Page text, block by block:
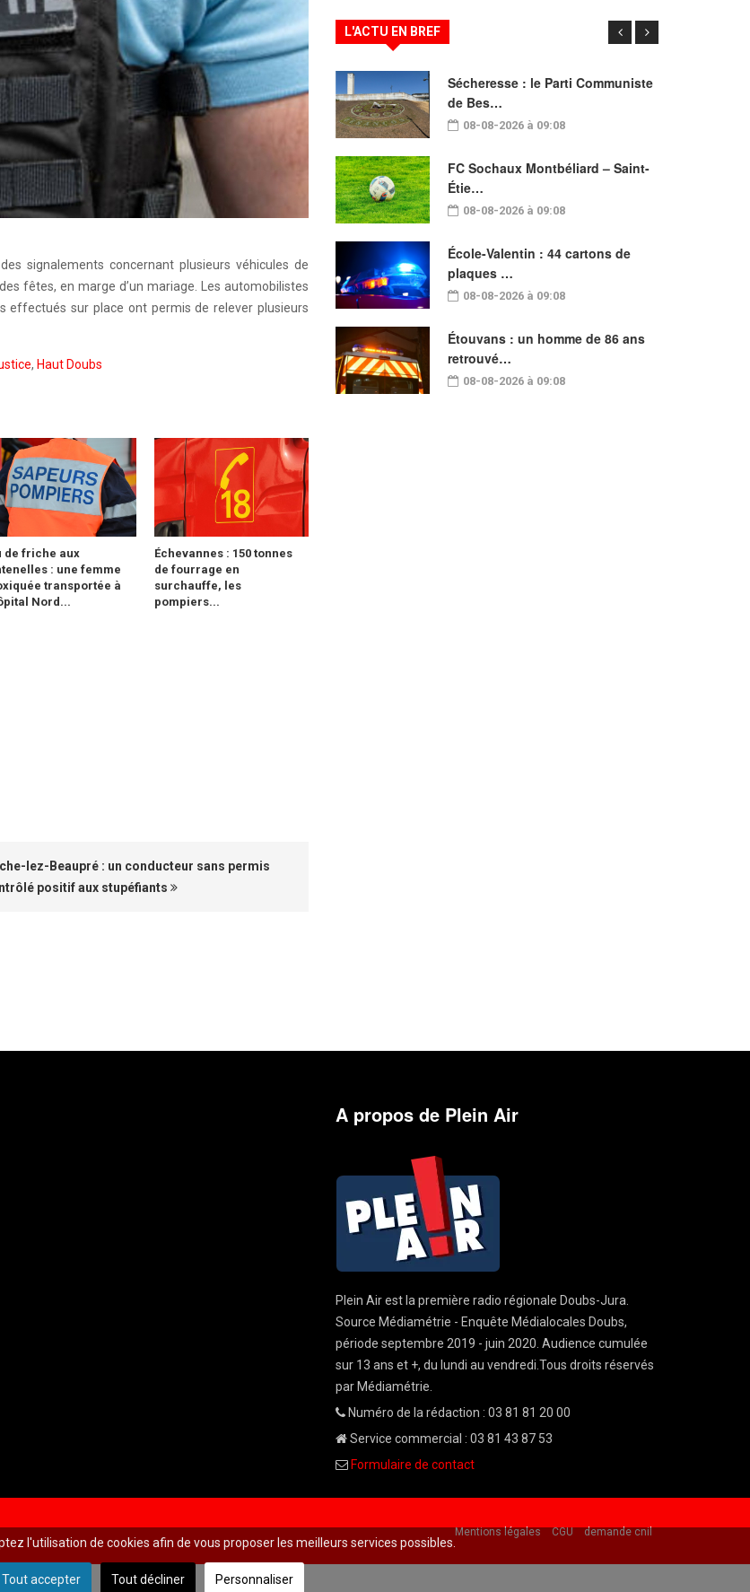
signalements concernant plusieurs véhicules de
fêtes, en marge d’un mariage. Les automobilistes
effectués sur place ont permis de relever plusieurs
, Haut Doubs
de friche aux
: une femme
transportée à
Nord...
Échevannes : 150 tonnes
de fourrage en
surchauffe, les
pompiers...
lez-Beaupré : un conducteur sans permis
positif aux stupéfiants
L'ACTU EN BREF
Sécheresse : le Parti Communiste
de Bes…
08-08-2026 à 09:08
FC Sochaux Montbéliard – Saint-
Étie…
08-08-2026 à 09:08
École-Valentin : 44 cartons de
plaques …
08-08-2026 à 09:08
Étouvans : un homme de 86 ans
retrouvé…
08-08-2026 à 09:08
A propos de Plein Air
Plein Air est la première radio régionale Doubs-Jura.
Source Médiamétrie - Enquête Médialocales Doubs,
période septembre 2019 - juin 2020. Audience cumulée
sur 13 ans et +, du lundi au vendredi.Tous droits réservés
par Médiamétrie.
Numéro de la rédaction : 03 81 81 20 00
Service commercial : 03 81 43 87 53
Formulaire de contact
Mentions légales CGU demande cnil
l'utilisation de cookies afin de vous proposer les meilleurs services possibles.
Tout accepter Tout décliner Personnaliser